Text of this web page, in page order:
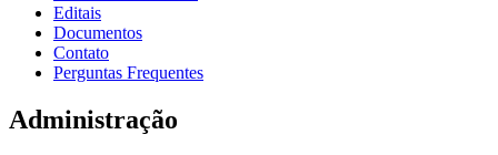
Editais
Documentos
Contato
Perguntas Frequentes
Administração